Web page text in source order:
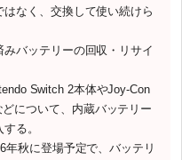
なく、交換して使い続けら
バッテリーの回収・リサイ
Switch 2本体やJoy-Con
について、内蔵バッテリー
る。
年秋に登場予定で、バッテリ